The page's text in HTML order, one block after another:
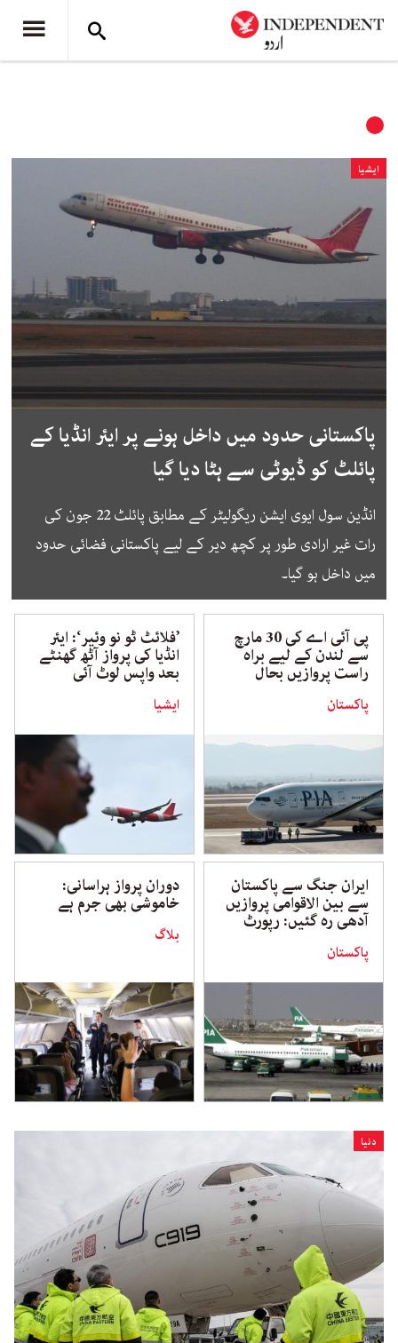
ایشیا
پاکستانی حدود میں داخل ہونے پر ایئر انڈیا کے
پائلٹ کو ڈیوٹی سے ہٹا دیا گیا
انڈین سول ایوی ایشن ریگولیٹر کے مطابق پائلٹ 22 جون کی
رات غیر ارادی طور پر کچھ دیر کے لیے پاکستانی فضائی حدود
میں داخل ہو گیا۔
پی آئی اے کی 30 مارچ
سے لندن کے لیے براہ
راست پروازیں بحال
پاکستان
’فلائٹ ٹو نو وئیر‘: ایئر
انڈیا کی پرواز آٹھ گھنٹے
بعد واپس لوٹ آئی
ایشیا
ایران جنگ سے پاکستان
سے بین الاقوامی پروازیں
آدھی رہ گئیں: رپورٹ
پاکستان
دوران پرواز ہراسانی:
خاموشی بھی جرم ہے
بلاگ
دنیا